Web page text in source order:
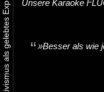
Unsere Karaoke
»Besser als wie